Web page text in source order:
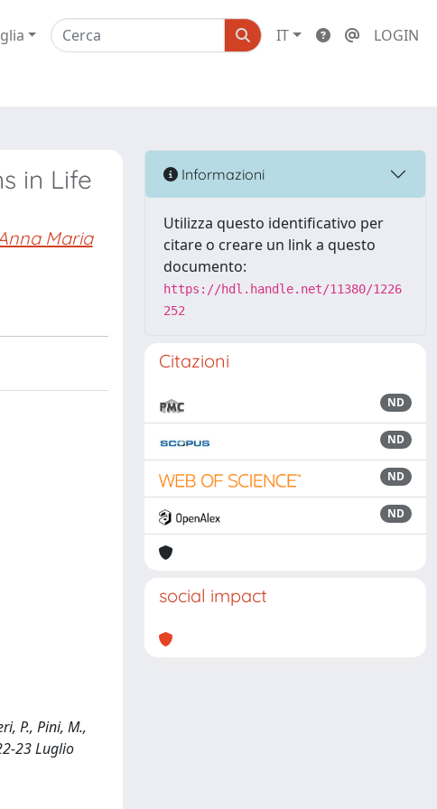
IT LOGIN
in Life
Maria
P., Pini, M.,
23 Luglio
Informazioni
Utilizza questo identificativo per
citare o creare un link a questo
documento:
https://hdl.handle.net/11380/1226
252
Citazioni
ND
ND
ND
ND
social impact